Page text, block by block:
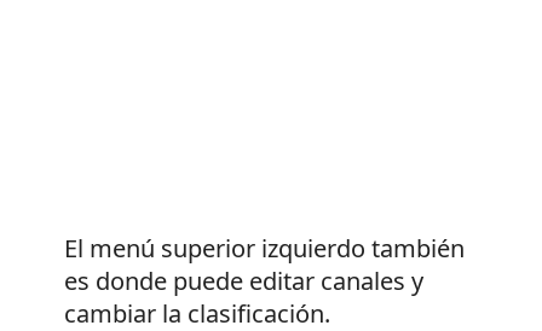
El menú superior izquierdo también
es donde puede editar canales y
cambiar la clasificación.